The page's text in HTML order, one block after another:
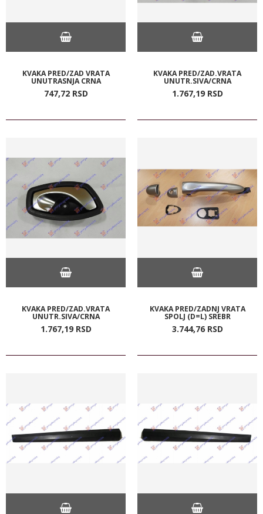
KVAKA PRED/ZAD VRATA
UNUTRASNJA CRNA
747,72 RSD
KVAKA PRED/ZAD.VRATA
UNUTR.SIVA/CRNA
1.767,19 RSD
KVAKA PRED/ZAD.VRATA
UNUTR.SIVA/CRNA
1.767,19 RSD
KVAKA PRED/ZADNJ VRATA
SPOLJ (D=L) SREBR
3.744,76 RSD